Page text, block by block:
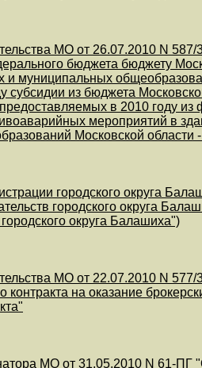
МО от 26.07.2010 N
бюджета бюджету
и муниципальных
субсидии из бюджета
предоставляемых в 2010 году
мероприятий в
Московской области
городского округа
городского округа
округа Балашиха")
МО от 22.07.2010 N
контракта на оказание
МО от 31.05.2010 N 61-ПГ